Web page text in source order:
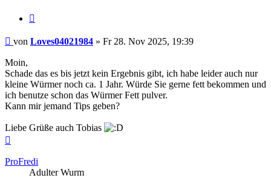
Beitrag
von Loves04021984 » Fr 28. Nov 2025, 19:39
Moin,
Schade das es bis jetzt kein Ergebnis gibt, ich habe leider auch nur
kleine Würmer noch ca. 1 Jahr. Würde Sie gerne fett bekommen und
ich benutze schon das Würmer Fett pulver.
Kann mir jemand Tips geben?
Liebe Grüße auch Tobias
ProFredi
Adulter Wurm